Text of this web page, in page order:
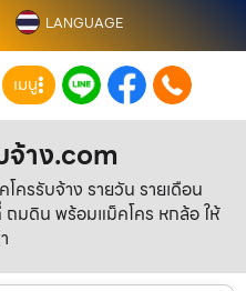
LANGUAGE
เมนู
จ้าง.com
ครรับจ้าง รายวัน รายเดือน
มดิน พร้อมแม็คโคร หกล้อ ให้